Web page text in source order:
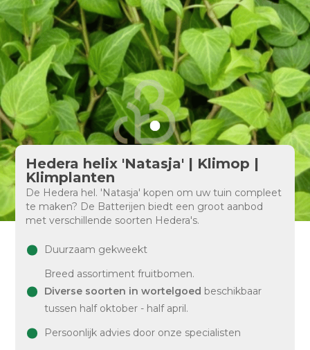
Hedera helix 'Natasja' | Klimop |
Klimplanten
De Hedera hel. 'Natasja' kopen om uw tuin compleet
te maken? De Batterijen biedt een groot aanbod
met verschillende soorten Hedera's.
Duurzaam gekweekt
Breed assortiment fruitbomen.
Diverse soorten in wortelgoed beschikbaar
tussen half oktober - half april.
Persoonlijk advies door onze specialisten